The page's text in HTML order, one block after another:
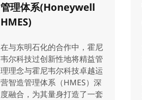
管理体系(Honeywell
HMES)
在与东明石化的合作中，霍尼
韦尔科技过创新性地将精益管
理理念与霍尼韦尔科技卓越运
营智造管理体系（HMES）深
度融合，为其量身打造了一套